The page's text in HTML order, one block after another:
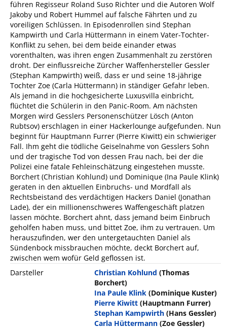
führen Regisseur Roland Suso Richter und die Autoren Wolf
Jakoby und Robert Hummel auf falsche Fährten und zu
voreiligen Schlüssen. In Episodenrollen sind Stephan
Kampwirth und Carla Hüttermann in einem Vater-Tochter-
Konflikt zu sehen, bei dem beide einander etwas
vorenthalten, was ihren engen Zusammenhalt zu zerstören
droht. Der einflussreiche Zürcher Waffenhersteller Gessler
(Stephan Kampwirth) weiß, dass er und seine 18-jährige
Tochter Zoe (Carla Hüttermann) in ständiger Gefahr leben.
Als jemand in die hochgesicherte Luxusvilla einbricht,
flüchtet die Schülerin in den Panic-Room. Am nächsten
Morgen wird Gesslers Personenschützer Lösch (Anton
Rubtsov) erschlagen in einer Hackerlounge aufgefunden. Nun
beginnt für Hauptmann Furrer (Pierre Kiwitt) ein schwieriger
Fall. Ihm geht die tödliche Geiselnahme von Gesslers Sohn
und der tragische Tod von dessen Frau nach, bei der die
Polizei eine fatale Fehleinschätzung eingestehen musste.
Borchert (Christian Kohlund) und Dominique (Ina Paule Klink)
geraten in den aktuellen Einbruchs- und Mordfall als
Rechtsbeistand des verdächtigen Hackers Daniel (Jonathan
Lade), der ein millionenschweres Waffengeschäft platzen
lassen möchte. Borchert ahnt, dass jemand beim Einbruch
geholfen haben muss, und bittet Zoe, ihm zu vertrauen. Um
herauszufinden, wer den untergetauchten Daniel als
Sündenbock missbrauchen möchte, deckt Borchert auf,
zwischen wem wofür Geld geflossen ist.
Darsteller
Christian Kohlund (Thomas
Borchert)
Ina Paule Klink (Dominique Kuster)
Pierre Kiwitt (Hauptmann Furrer)
Stephan Kampwirth (Hans Gessler)
Carla Hüttermann (Zoe Gessler)